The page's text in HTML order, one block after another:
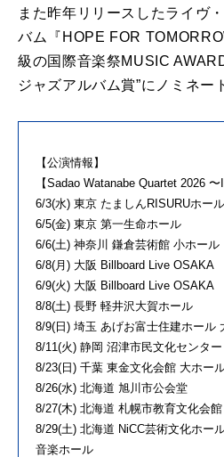
また昨年リリースしたライヴ
バム『HOPE FOR
級の国際音楽祭MUSIC
ジャズアルバム賞”にノミネー
【公演情報】
【Sadao Watanabe Quartet 2026
6/3(水) 東京 たましんRISURUホー
6/5(金) 東京 第一生命ホール
6/6(土) 神奈川 鎌倉芸術館 小ホール
6/8(月) 大阪 Billboard Live OSAKA
6/9(火) 大阪 Billboard Live OSAKA
8/8(土) 長野 軽井沢大賀ホール
8/9(日) 埼玉 あげお富士住建ホール
8/11(火) 静岡 沼津市民文化センタ
8/23(日) 千葉 東金文化会館 大ホー
8/26(水) 北海道 旭川市公会堂
8/27(木) 北海道 札幌市教育文化会
8/29(土) 北海道 NiCC芸術文化ホー
音楽ホール